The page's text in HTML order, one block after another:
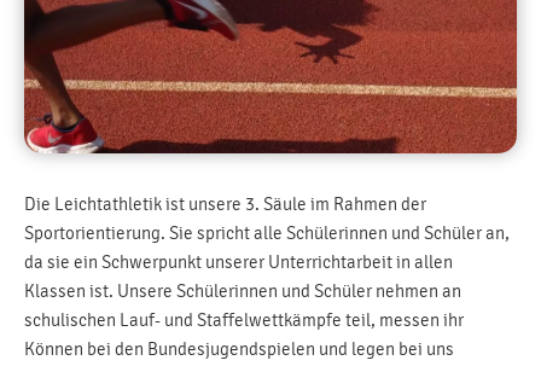
Die Leichtathletik ist unsere 3. Säule im Rahmen der
Sportorientierung. Sie spricht alle Schülerinnen und Schüler an,
da sie ein Schwerpunkt unserer Unterrichtarbeit in allen
Klassen ist. Unsere Schülerinnen und Schüler nehmen an
schulischen Lauf- und Staffelwettkämpfe teil, messen ihr
Können bei den Bundesjugendspielen und legen bei uns